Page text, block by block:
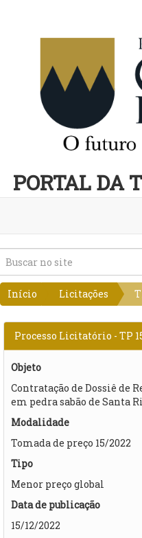
PORTAL DA
Início Licitações
Processo Licitatório - TP
Objeto
Contratação de Dossiê de
em pedra sabão de Santa
Modalidade
Tomada de preço 15/2022
Tipo
Menor preço global
Data de publicação
15/12/2022